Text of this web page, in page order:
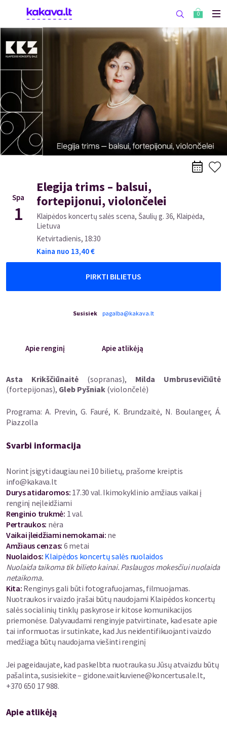
0
Spa
1
Elegija trims – balsui,
fortepijonui, violončelei
Klaipėdos koncertų salės scena, Šaulių g. 36, Klaipėda,
Lietuva
Ketvirtadienis, 18:30
Kaina nuo 13,40€
PIRKTI BILIETUS
Susisiek pagalba@kakava.lt
Apie renginį Apie atlikėją
Asta Krikščiūnaitė (sopranas), Milda Umbrusevičiūtė
(fortepijonas), Gleb Pyšniak (violončelė)
Programa: A. Previn, G. Fauré, K. Brundzaitė, N. Boulanger, Á.
Piazzolla
Svarbi informacija
Norint įsigyti daugiau nei 10 bilietų, prašome kreiptis
info@kakava.lt
Durys atidaromos: 17.30 val. Ikimokyklinio amžiaus vaikai į
renginį neįleidžiami
Renginio trukmė: 1 val.
Pertraukos: nėra
Vaikai įleidžiami nemokamai: ne
Amžiaus cenzas: 6 metai
Nuolaidos: Klaipėdos koncertų salės nuolaidos
Nuolaida taikoma tik bilieto kainai. Paslaugos mokesčiui nuolaida
netaikoma.
Kita: Renginys gali būti fotografuojamas, filmuojamas.
Nuotraukos ir vaizdo įrašai būtų naudojami Klaipėdos koncertų
salės socialinių tinklų paskyrose ir kitose komunikacijos
priemonėse. Dalyvaudami renginyje patvirtinate, kad esate apie
tai informuotas ir sutinkate, kad Jus neidentifikuojanti vaizdo
medžiaga būtų naudojama viešinti renginį
Jei pageidaujate, kad paskelbta nuotrauka su Jūsų atvaizdu būtų
pašalinta, susisiekite – gidone.vaitkuviene@koncertusale.lt,
+370 650 17 988.
Apie atlikėją